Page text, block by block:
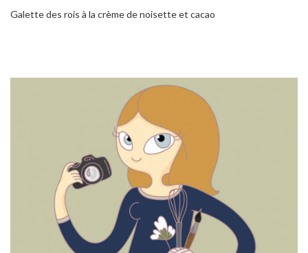
Galette des rois à la crème de noisette et cacao